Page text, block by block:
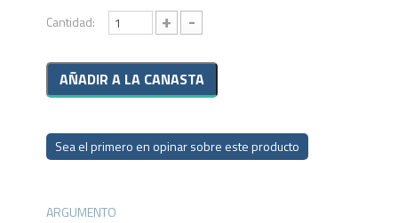
Cantidad: + -
Sea el primero en opinar sobre este producto
ARGUMENTO